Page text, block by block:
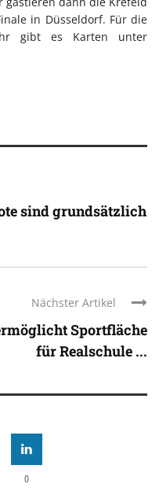
in Düsseldorf. Für die
gibt es Karten unter
sind grundsätzlich
Nächster Artikel
Sportfläche
für Realschule ...
0